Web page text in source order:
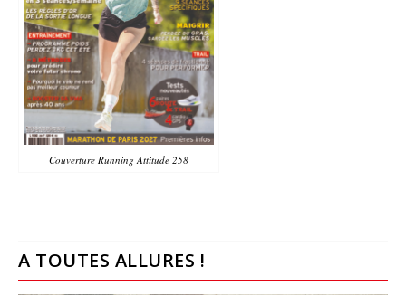
Couverture Running Attitude 258
A TOUTES ALLURES !